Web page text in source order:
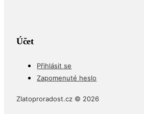
Účet
Přihlásit se
Zapomenuté heslo
Zlatoproradost.cz © 2026